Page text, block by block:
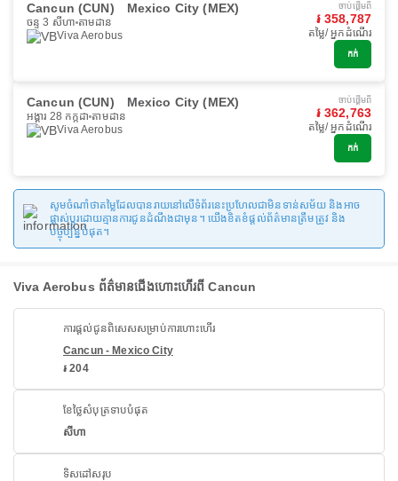
Cancun (CUN) Mexico City (MEX)
ចន្ទ 3 សីហា តាមដាន
Viva Aerobus
ចាប់ផ្ដើមពី
៛ 358,787
តម្លៃ/ អ្នកដំណើរ
កក់
Cancun (CUN) Mexico City (MEX)
អង្គារ 28 កក្កដា តាមដាន
Viva Aerobus
ចាប់ផ្ដើមពី
៛ 362,763
តម្លៃ/ អ្នកដំណើរ
កក់
សូមចំណាំថាតម្លៃដែលបានរាយនៅលើទំព័រនេះប្រហែលជាមិនទាន់សម័យ និងអាច
ផ្លាស់ប្តូរដោយគ្មានការជូនដំណឹងជាមុន។ យើងខិតខំផ្តល់ព័ត៌មានត្រឹមត្រូវ និង
បច្ចុប្បន្នបំផុត។
Viva Aerobus ព័ត៌មានជើងហោះហើរពី Cancun
ការផ្តល់ជូនពិសេសសម្រាប់ការហោះហើរ
Cancun - Mexico City
៛ 204
ខែថ្លៃសំបុត្រទាបបំផុត
សីហា
ទិសដៅសរុប